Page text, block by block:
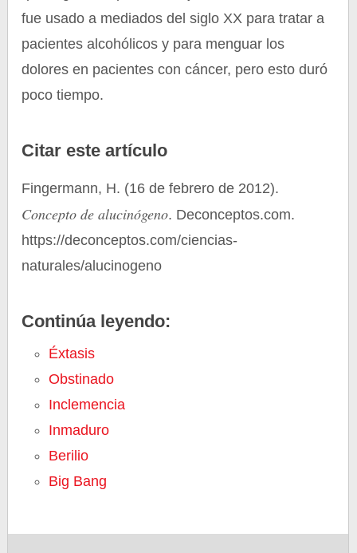
fue usado a mediados del siglo XX para tratar a
pacientes alcohólicos y para menguar los
dolores en pacientes con cáncer, pero esto duró
poco tiempo.
Citar este artículo
Fingermann, H. (16 de febrero de 2012).
Concepto de alucinógeno. Deconceptos.com.
https://deconceptos.com/ciencias-
naturales/alucinogeno
Continúa leyendo:
Éxtasis
Obstinado
Inclemencia
Inmaduro
Berilio
Big Bang